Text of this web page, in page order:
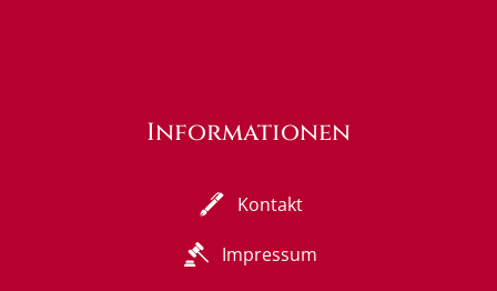
Informationen
Kontakt
Impressum